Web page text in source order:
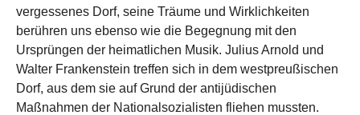
vergessenes Dorf, seine Träume und Wirklichkeiten
berühren uns ebenso wie die Begegnung mit den
Ursprüngen der heimatlichen Musik. Julius Arnold und
Walter Frankenstein treffen sich in dem westpreußischen
Dorf, aus dem sie auf Grund der antijüdischen
Maßnahmen der Nationalsozialisten fliehen mussten.